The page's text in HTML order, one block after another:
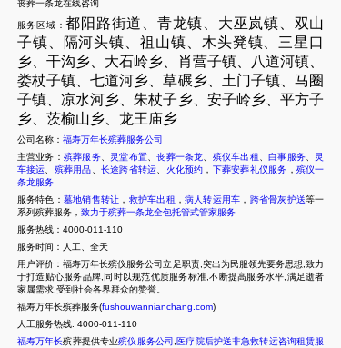
丧葬一条龙在线咨询
服务区域：都阳路街道、青龙镇、大巫岚镇、双山
子镇、隔河头镇、祖山镇、木头凳镇、三星口
乡、干沟乡、大石岭乡、肖营子镇、八道河镇、
娄杖子镇、七道河乡、草碾乡、土门子镇、马圈
子镇、凉水河乡、朱杖子乡、安子岭乡、平方子
乡、茨榆山乡、龙王庙乡
公司名称： 福寿万年长殡葬服务公司
主营业务： 殡葬服务、 灵堂布置 、丧葬一条龙 殡仪车出租 、白事服务
灵
车接运
殡葬用品 长途跨省转运 火化预约 ， 下葬安葬礼仪服务 ， 殡仪一
条龙服务
服务特色： 墓地销售转让 ， 救护车出租 ， 病人转运用车 ， 跨省骨灰护送等一
系列殡葬服务， 致力于殡葬一条龙全包托管式管家服务
服务热线：4000-011-110
服务时间：人工、全天
用户评价：福寿万年长殡仪服务公司立足职责,突出为民服领先要务思想,致力
于打造贴心服务品牌,同时以规范优质服务标准,不断提高服务水平,满足逝者
家属需求,受到社会各界群众的赞誉。
福寿万年长殡葬服务(fushouwannianchang.com)
人工服务热线: 4000-011-110
福寿万年长殡葬提供专业殡仪服务公司 医疗院后护送非急救转运咨询租赁服